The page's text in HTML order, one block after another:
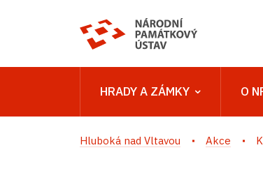
HRADY A ZÁMKY O
Hluboká nad Vltavou Akce